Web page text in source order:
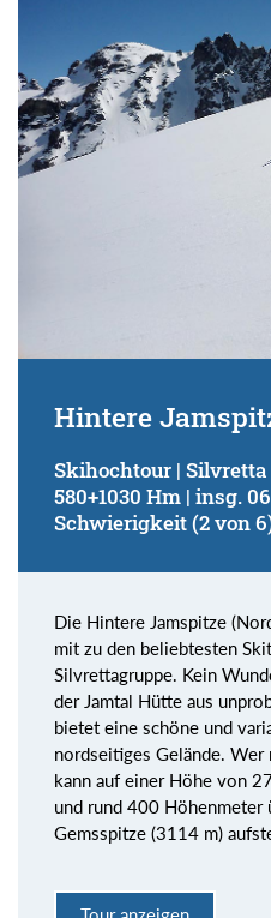
Hintere
Skihochtour | Silvretta
580+1030 Hm | insg.
Schwierigkeit (2 von
Die Hintere Jamspitze
mit zu den beliebtesten
Silvrettagruppe. Kein
der Jamtal Hütte aus
bietet eine schöne und
nordseitiges Gelände.
kann auf einer Höhe von
und rund 400 Höhenmeter
Gemsspitze (3114 m)